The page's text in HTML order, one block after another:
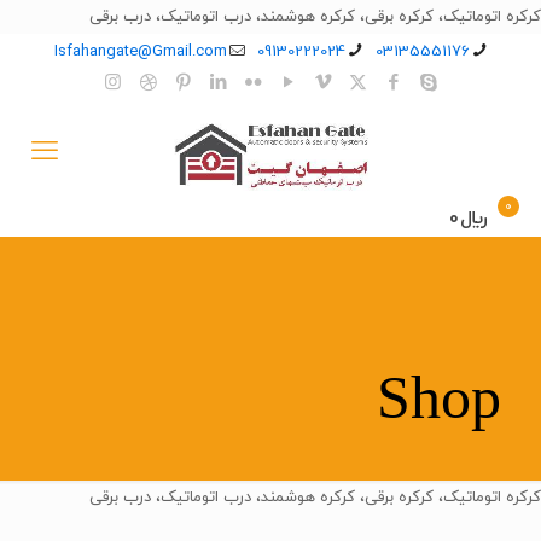
کرکره اتوماتیک، کرکره برقی، کرکره هوشمند، درب اتوماتیک، درب برقی
03135551176
09130222024
Isfahangate@Gmail.com
0 ﷼0
Shop
کرکره اتوماتیک، کرکره برقی، کرکره هوشمند، درب اتوماتیک، درب برقی